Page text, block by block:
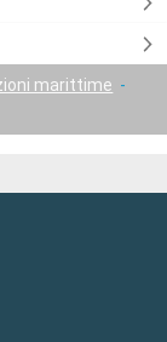
marittime